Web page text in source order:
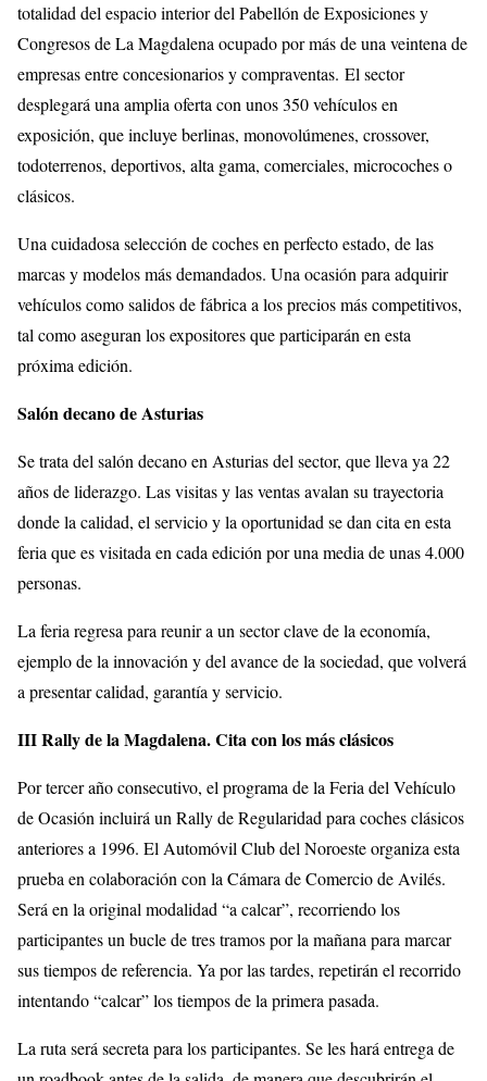
totalidad del espacio interior del Pabellón de Exposiciones y
Congresos de La Magdalena ocupado por más de una veintena de
empresas entre concesionarios y compraventas. El sector
desplegará una amplia oferta con unos 350 vehículos en
exposición, que incluye berlinas, monovolúmenes, crossover,
todoterrenos, deportivos, alta gama, comerciales, microcoches o
clásicos.
Una cuidadosa selección de coches en perfecto estado, de las
marcas y modelos más demandados. Una ocasión para adquirir
vehículos como salidos de fábrica a los precios más competitivos,
tal como aseguran los expositores que participarán en esta
próxima edición.
Salón decano de Asturias
Se trata del salón decano en Asturias del sector, que lleva ya 22
años de liderazgo. Las visitas y las ventas avalan su trayectoria
donde la calidad, el servicio y la oportunidad se dan cita en esta
feria que es visitada en cada edición por una media de unas 4.000
personas.
La feria regresa para reunir a un sector clave de la economía,
ejemplo de la innovación y del avance de la sociedad, que volverá
a presentar calidad, garantía y servicio.
III Rally de la Magdalena. Cita con los más clásicos
Por tercer año consecutivo, el programa de la Feria del Vehículo
de Ocasión incluirá un Rally de Regularidad para coches clásicos
anteriores a 1996. El Automóvil Club del Noroeste organiza esta
prueba en colaboración con la Cámara de Comercio de Avilés.
Será en la original modalidad “a calcar”, recorriendo los
participantes un bucle de tres tramos por la mañana para marcar
sus tiempos de referencia. Ya por las tardes, repetirán el recorrido
intentando “calcar” los tiempos de la primera pasada.
La ruta será secreta para los participantes. Se les hará entrega de